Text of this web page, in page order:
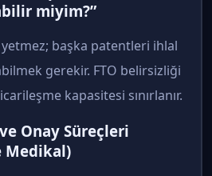
miyim?”
başka patentleri ihlal
gerekir. FTO belirsizliği
kapasitesi sınırlanır.
Onay Süreçleri
Medikal)